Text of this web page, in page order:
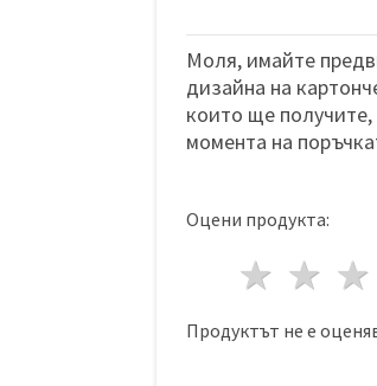
Моля, имайте
дизайна на
които ще
момента на
Оцени продукта:
2
1
Продуктът не е